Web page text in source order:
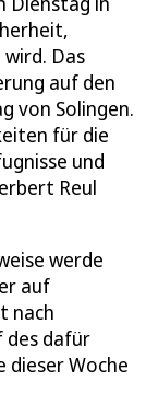
Das
auf den
von Solingen.
für die
und
Reul
werde
auf
nach
des dafür
dieser Woche